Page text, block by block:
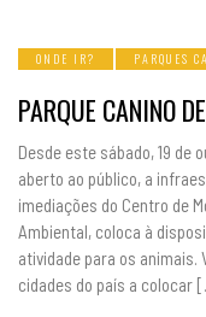
ONDE IR? PARQUES
PARQUE CANINO
Desde este sábado, 19 de
aberto ao público, a
imediações do Centro de
Ambiental, coloca à
atividade para os
cidades do país a colocar